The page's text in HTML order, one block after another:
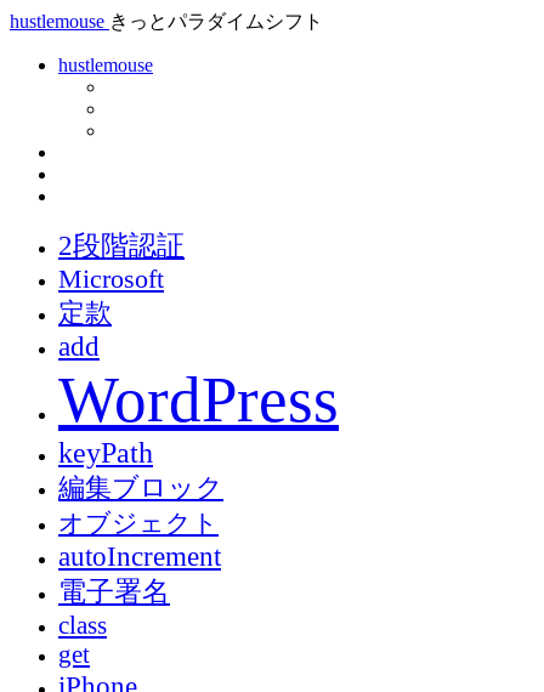
hustlemouse きっとパラダイムシフト
hustlemouse
2段階認証
Microsoft
定款
add
WordPress
keyPath
編集ブロック
オブジェクト
autoIncrement
電子署名
class
get